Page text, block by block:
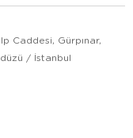
Caddesi, Gürpınar,
/ İstanbul